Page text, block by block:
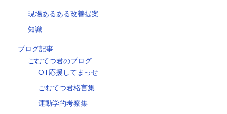
現場あるある改善提案
知識
ブログ記事
ごむてつ君のブログ
OT応援してまっせ
ごむてつ君格言集
運動学的考察集